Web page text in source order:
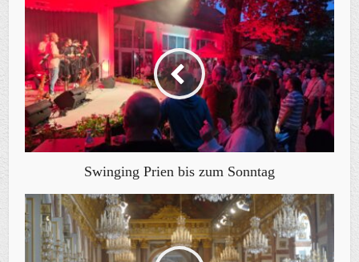
Swinging Prien bis zum Sonntag